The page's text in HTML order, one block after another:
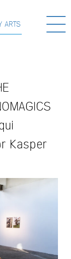
ARTS
Kasper